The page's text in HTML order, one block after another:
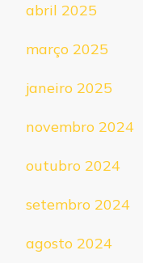
abril 2025
março 2025
janeiro 2025
novembro 2024
outubro 2024
setembro 2024
agosto 2024